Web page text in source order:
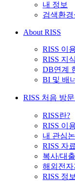
내 정보
검색환경
About RISS
RISS 이
RISS 지
DB연계
BI 및 배
RISS 처음 방
RISS란?
RISS 이
내 관심
RISS 자
복사/대
해외전
RISS 정